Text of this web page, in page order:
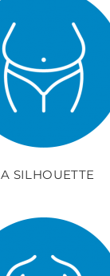
SILHOUETTE